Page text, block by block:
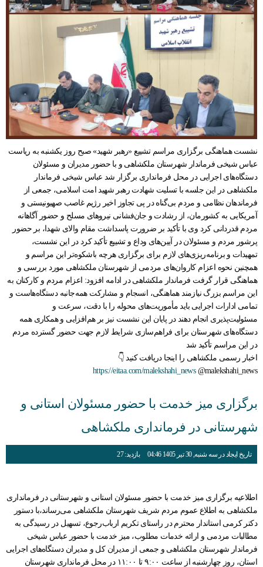
نشست هماهنگی برگزاری مراسم تشییع «رهبر شهید» صبح روز یکشنبه به ریاست
عباس شیخی فرماندار شهرستان ملکشاهی و با حضور مدیران و مسئولان
دستگاه‌های اجرایی در محل فرمانداری برگزار شد عباس شیخی فرماندار
ملکشاهی در این جلسه با تسلیت شهادت رهبر شهید امت اسلامی، جمعی از
فرماندهان نظامی و مردم بی‌گناه در پی تجاوز اخیر رژیم غاصب صهیونیستی و
آمریکایی به کشورمان، از رشادت و جان‌فشانی نیروهای مسلح و حضور آگاهانه
مردم قدردانی کرد وی با تأکید بر ضرورت پاسداشت مقام والای شهدا، بر حضور
پرشور مردم و مسئولان در آیین‌های وداع و تشییع تأکید کرد در این نشست،
تمهیدات و برنامه‌ریزی‌های لازم برای برگزاری هرچه باشکوه‌تر این مراسم و
همچنین نحوه اعزام کاروان‌های مردمی از شهرستان ملکشاهی مورد بررسی و
هماهنگی قرار گرفت فرماندار ملکشاهی در ادامه افزود: اعزام مردم و کارکنان به
این مراسم بزرگ نیازمند هماهنگی، انسجام و مشارکت همه‌جانبه دستگاه‌هاست و
تمامی ادارات اجرایی باید مأموریت‌های محوله را با دقت، سرعت و
مسئولیت‌پذیری انجام دهند در پایان این نشست نیز بر هم‌افزایی و همکاری همه
دستگاه‌های شهرستان برای فراهم‌سازی شرایط لازم جهت حضور گسترده مردم
در این مراسم تأکید شد
اخبار رسمی ملکشاهی را اینجا دریافت کنید 👇
https://eitaa.com/malekshahi_news@malekshahi_news
برگزاری میز خدمت با حضور مسئولان استانی و
شهرستانی در فرمانداری ملکشاهی
تاریخ ایجاد در سه شنبه, 30 تیر 1405 04:46 بازدید: 27
اطلاعیه برگزاری میز خدمت با حضور مسئولان استانی و شهرستانی در فرمانداری
ملکشاهی به اطلاع عموم مردم شریف شهرستان ملکشاهی می‌رساند،با دستور
دکتر کرمی استاندار محترم در راستای تکریم ارباب‌رجوع، تسهیل در رسیدگی به
مطالبات مردمی و ارائه خدمات مطلوب، میز خدمت با حضور عباس شیخی
فرماندار شهرستان ملکشاهی و جمعی از مدیران کل و مدیران دستگاه‌های اجرایی
استان، روز چهارشنبه از ساعت ۹:۰۰ تا ۱۱:۰۰ در محل فرمانداری شهرستان